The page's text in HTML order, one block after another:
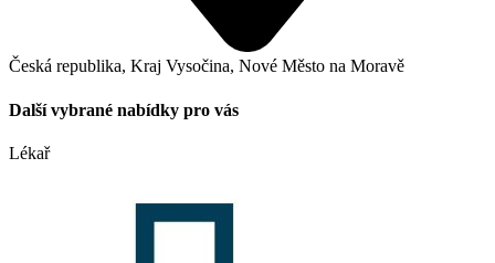
Česká republika, Kraj Vysočina, Nové Město na Moravě
Další vybrané nabídky pro vás
Lékař